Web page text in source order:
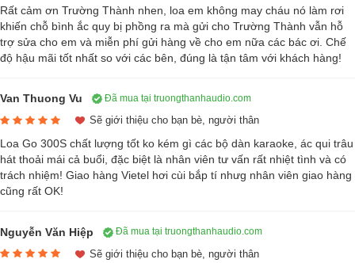
léo và chi tiết
Được trang bị chất lượng với 6 củ loa gồm 1 loa bass 40 cm
4 loa
âm bass trầm, âm trung và treple kèn tạo nên không gian âm nhạc
Paramax Go 300S này có dải tần trải dài, độ nhạy âm cao, giúp dải
âm trung tâm phát ra sắc bén và uy lực hơn so với các dòng loa kéo
xưa cũ. Đây cũng là lí do để người tiêu dùng chọn sản phẩm loa kéo
Pramax Go 300S để phụ vụ cho các nhu cầu quẩy tiệc của mình
Tần suất âm thanh sôi động, bùng nổ
Rất cảm ơn Trường Thành nhen, loa em không may cháu nó làm rơi
khiến chỗ bình ắc quy bị phồng ra mà gửi cho Trường Thành vẫn hỗ
trợ sửa cho em và miễn phí gửi hàng về cho em nữa các bác ơi. Chế
độ hậu mãi tốt nhất so với các bên, đúng là tận tâm với khách hàng!
Van Thuong Vu Đã mua tại truongthanhaudio.com
Sẽ giới thiệu cho bạn bè, người thân
Loa Go 300S chất lượng tốt ko kém gì các bộ dàn karaoke, ác qui trâu
hát thoải mái cả buổi, đặc biệt là nhân viên tư vấn rất nhiệt tình và có
trách nhiệm! Giao hàng Vietel hơi cùi bắp tí nhưg nhân viên giao hàng
cũng rất OK!
Nguyễn Văn Hiệp Đã mua tại truongthanhaudio.com
Sẽ giới thiệu cho bạn bè, người thân